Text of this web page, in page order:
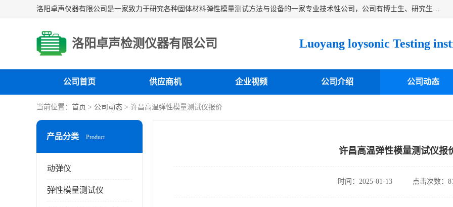
洛阳卓声仪器有限公司是一家致力于研究各种固体材料弹性模量测试方法与设备的一家专业技术性公司，公司有博士生、研究生等相关人员专业从事该技术的研发开拓，目前已开发成功出常温动态弹性模量仪、高温动态弹性模量仪，可测试不同材料、不同形状的弹性模量，测试技术达国内成员之一水平，国际先进水平，望有识之士能共同合作，为材料的生产、研发提供必要的技术支持。
洛阳卓声检测仪器有限公司
公司首页 供应商机 企业视频 公司介绍 公司动态
当前位置： 首页 > 公司动态 > 许昌高温弹性模量测试仪报价
产品分类 Product
动弹仪
弹性模量测试仪
许昌高温弹性模量测试仪报
时间：2025-01-13 点击次数：